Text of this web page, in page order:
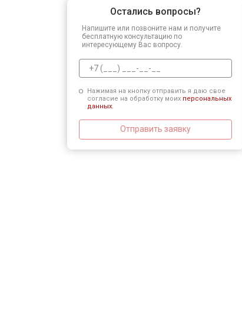
Остались вопросы?
Напишите или позвоните нам и получите
бесплатную консультацию по
интересующему Вас вопросу.
Нажимая на кнопку отправить я даю свое
согласие на обработку моих персональных
данных.
Отправить заявку